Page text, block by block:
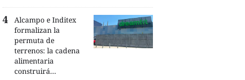
Alcampo e Inditex
formalizan la
permuta de
terrenos: la cadena
alimentaria
construirá...